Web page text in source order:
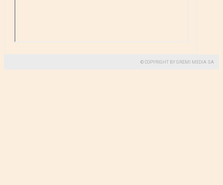
© COPYRIGHT BY GREMI MEDIA SA